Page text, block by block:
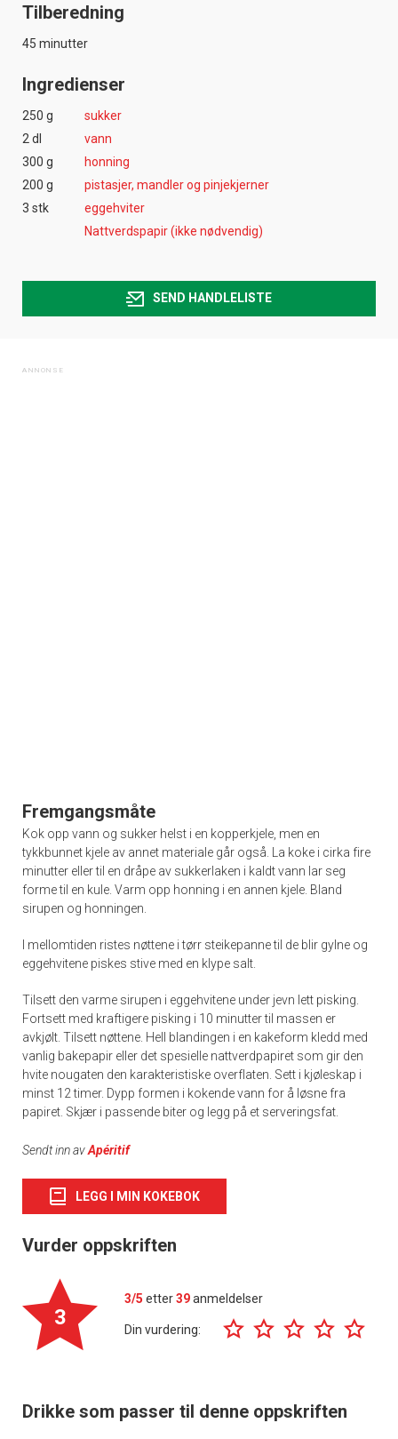
Tilberedning
45 minutter
Ingredienser
250 g
sukker
2 dl
vann
300 g
honning
200 g
pistasjer, mandler og pinjekjerner
3 stk
eggehviter
Nattverdspapir (ikke nødvendig)
SEND HANDLELISTE
Fremgangsmåte
Kok opp vann og sukker helst i en kopperkjele, men en
tykkbunnet kjele av annet materiale går også. La koke i cirka fire
minutter eller til en dråpe av sukkerlaken i kaldt vann lar seg
forme til en kule. Varm opp honning i en annen kjele. Bland
sirupen og honningen.
I mellomtiden ristes nøttene i tørr steikepanne til de blir gylne og
eggehvitene piskes stive med en klype salt.
Tilsett den varme sirupen i eggehvitene under jevn lett pisking.
Fortsett med kraftigere pisking i 10 minutter til massen er
avkjølt. Tilsett nøttene. Hell blandingen i en kakeform kledd med
vanlig bakepapir eller det spesielle nattverdpapiret som gir den
hvite nougaten den karakteristiske overflaten. Sett i kjøleskap i
minst 12 timer. Dypp formen i kokende vann for å løsne fra
papiret. Skjær i passende biter og legg på et serveringsfat.
Sendt inn avApéritif
LEGG I MIN KOKEBOK
Vurder oppskriften
3
3/5 etter39anmeldelser
Din vurdering:
Drikke som passer til denne oppskriften